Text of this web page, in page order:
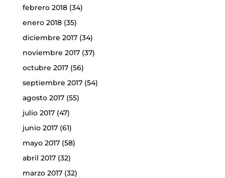
febrero 2018(34)
enero 2018(35)
diciembre 2017(34)
noviembre 2017(37)
octubre 2017(56)
septiembre 2017(54)
agosto 2017(55)
julio 2017(47)
junio 2017(61)
mayo 2017(58)
abril 2017(32)
marzo 2017(32)